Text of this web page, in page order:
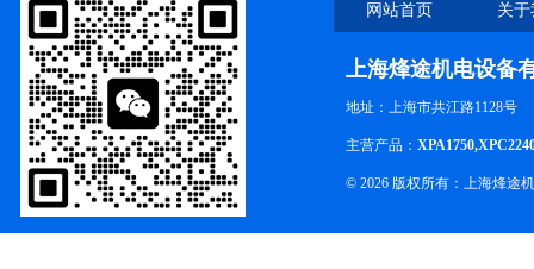
网站首页 关
上海烽途机电设备
地址：上海市共江路1128号
主营产品：
© 2026 版权所有：上海烽途